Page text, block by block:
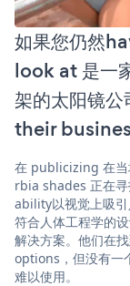
如果您仍然
look at 是一
架的太阳镜
their
在 publicizing 在当
rbia shades 正在
ability以视觉上吸引
符合人体工程学的
解决方案。他们在
options，但没有一
难以使用。